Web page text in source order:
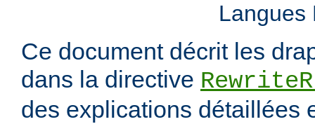
Ce document décrit les
dans la directive
des explications détaillées